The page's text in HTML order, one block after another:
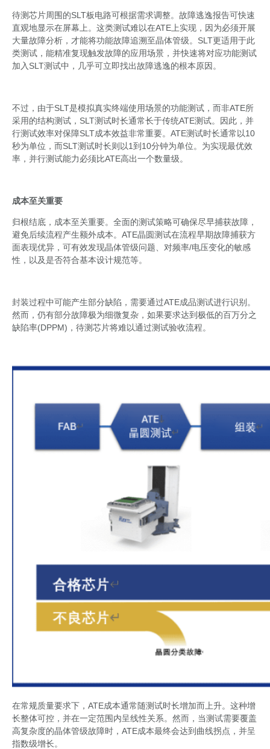
待测芯片周围的SLT板电路可根据需求调整。故障逃逸报告可快速
直观地显示在屏幕上。这类测试难以在ATE上实现，因为必须开展
大量故障分析，才能将功能故障追溯至晶体管级。SLT更适用于此
类测试，能精准复现触发故障的应用场景，并快速将对应功能测试
加入SLT测试中，几乎可立即找出故障逃逸的根本原因。
不过，由于SLT是模拟真实终端使用场景的功能测试，而非ATE所
采用的结构测试，SLT测试时长通常长于传统ATE测试。因此，并
行测试效率对保障SLT成本效益非常重要。ATE测试时长通常以10
秒为单位，而SLT测试时长则以1到10分钟为单位。为实现最优效
率，并行测试能力必须比ATE高出一个数量级。
成本至关重要
归根结底，成本至关重要。全面的测试策略可确保尽早捕获故障，
避免后续流程产生额外成本。ATE晶圆测试在流程早期故障捕获方
面表现优异，可有效发现晶体管级问题、对频率/电压变化的敏感
性，以及是否符合基本设计规范等。
封装过程中可能产生部分缺陷，需要通过ATE成品测试进行识别。
然而，仍有部分故障极为细微复杂，如果要求达到极低的百万分之
缺陷率(DPPM)，待测芯片将难以通过测试验收流程。
在常规质量要求下，ATE成本通常随测试时长增加而上升。这种增
长整体可控，并在一定范围内呈线性关系。然而，当测试需要覆盖
高复杂度的晶体管级故障时，ATE成本最终会达到曲线拐点，并呈
指数级增长。